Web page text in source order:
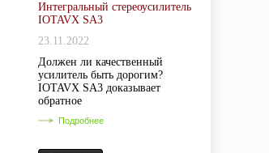
Интегральный стереоусилитель
IOTAVX SA3
23.11.2022
Должен ли качественный
усилитель быть дорогим?
IOTAVX SA3 доказывает
обратное
Подробнее